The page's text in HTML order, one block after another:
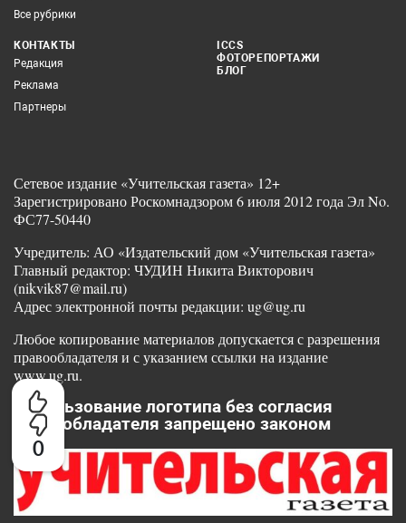
0
Все рубрики
КОНТАКТЫ
Редакция
Реклама
Партнеры
ICCS
ФОТОРЕПОРТАЖИ
БЛОГ
Сетевое издание «Учительская газета» 12+
Зарегистрировано Роскомнадзором 6 июля 2012 года Эл No.
ФС77-50440
Учредитель: АО «Издательский дом «Учительская газета»
Главный редактор: ЧУДИН Никита Викторович
(nikvik87@mail.ru)
Адрес электронной почты редакции: ug@ug.ru
Любое копирование материалов допускается с разрешения
правообладателя и с указанием ссылки на издание
www.ug.ru.
Использование логотипа без согласия
правообладателя запрещено законом